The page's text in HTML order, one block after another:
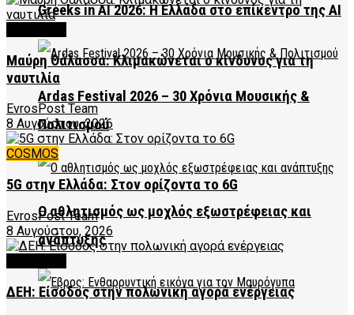
Greeks in AI 2026: Η Ελλάδα στο επίκεντρο της AI
Ardas Festival 2026 – 30 Χρόνια Μουσικής &
Πολιτισμού
Ο αθλητισμός ως μοχλός εξωστρέφειας και
ανάπτυξης
Μαύρη Θάλασσα: Κλιμακώνεται ο κίνδυνος για τη
ναυτιλία
EvrosPost Team
8 Αυγούστου, 2026
COSMOS
5G στην Ελλάδα: Στον ορίζοντα το 6G
EvrosPost Team
8 Αυγούστου, 2026
ΔΕΗ: Είσοδος στην πολωνική αγορά ενέργειας